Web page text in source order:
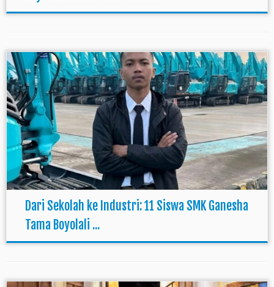
Dari Sekolah ke Industri: 11 Siswa SMK Ganesha
Tama Boyolali ...